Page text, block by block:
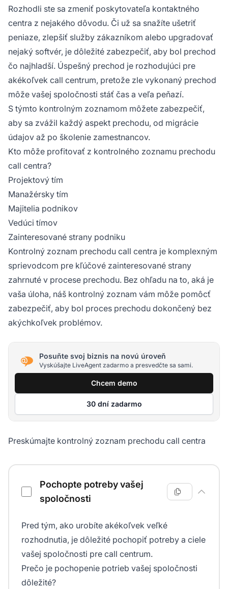
Rozhodli ste sa zmeniť poskytovateľa kontaktného
centra z nejakého dôvodu. Či už sa snažíte ušetriť
peniaze, zlepšiť služby zákazníkom alebo upgradovať
nejaký softvér, je dôležité zabezpečiť, aby bol prechod
čo najhladší. Úspešný prechod je rozhodujúci pre
akékoľvek call centrum, pretože zle vykonaný prechod
môže vašej spoločnosti stáť čas a veľa peňazí.
S týmto kontrolným zoznamom môžete zabezpečiť,
aby sa zvážil každý aspekt prechodu, od migrácie
údajov až po školenie zamestnancov.
Kto môže profitovať z kontrolného zoznamu prechodu
call centra?
Projektový tím
Manažérsky tím
Majitelia podnikov
Vedúci tímov
Zainteresované strany podniku
Kontrolný zoznam prechodu call centra je komplexným
sprievodcom pre kľúčové zainteresované strany
zahrnuté v procese prechodu. Bez ohľadu na to, aká je
vaša úloha, náš kontrolný zoznam vám môže pomôcť
zabezpečiť, aby bol proces prechodu dokončený bez
akýchkoľvek problémov.
Posuňte svoj biznis na novú úroveň
Vyskúšajte LiveAgent zadarmo a presvedčte sa sami.
Chcem demo
30 dní zadarmo
Preskúmajte kontrolný zoznam prechodu call centra
Kontrolný zoznam prechodu call centra
Pochopte potreby vašej
spoločnosti
Pred tým, ako urobíte akékoľvek veľké
rozhodnutia, je dôležité pochopiť potreby a ciele
vašej spoločnosti pre call centrum.
Prečo je pochopenie potrieb vašej spoločnosti
dôležité?